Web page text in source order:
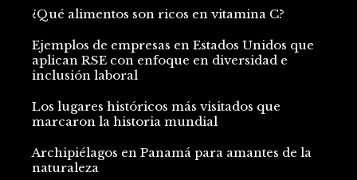
¿Qué alimentos son ricos en vitamina C?
Ejemplos de empresas en Estados Unidos que
aplican RSE con enfoque en diversidad e
inclusión laboral
Los lugares históricos más visitados que
marcaron la historia mundial
Archipiélagos en Panamá para amantes de la
naturaleza